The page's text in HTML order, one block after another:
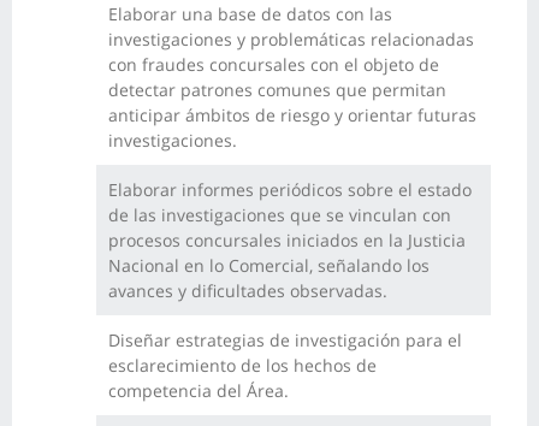
Elaborar una base de datos con las
investigaciones y problemáticas relacionadas
con fraudes concursales con el objeto de
detectar patrones comunes que permitan
anticipar ámbitos de riesgo y orientar futuras
investigaciones.
Elaborar informes periódicos sobre el estado
de las investigaciones que se vinculan con
procesos concursales iniciados en la Justicia
Nacional en lo Comercial, señalando los
avances y dificultades observadas.
Diseñar estrategias de investigación para el
esclarecimiento de los hechos de
competencia del Área.